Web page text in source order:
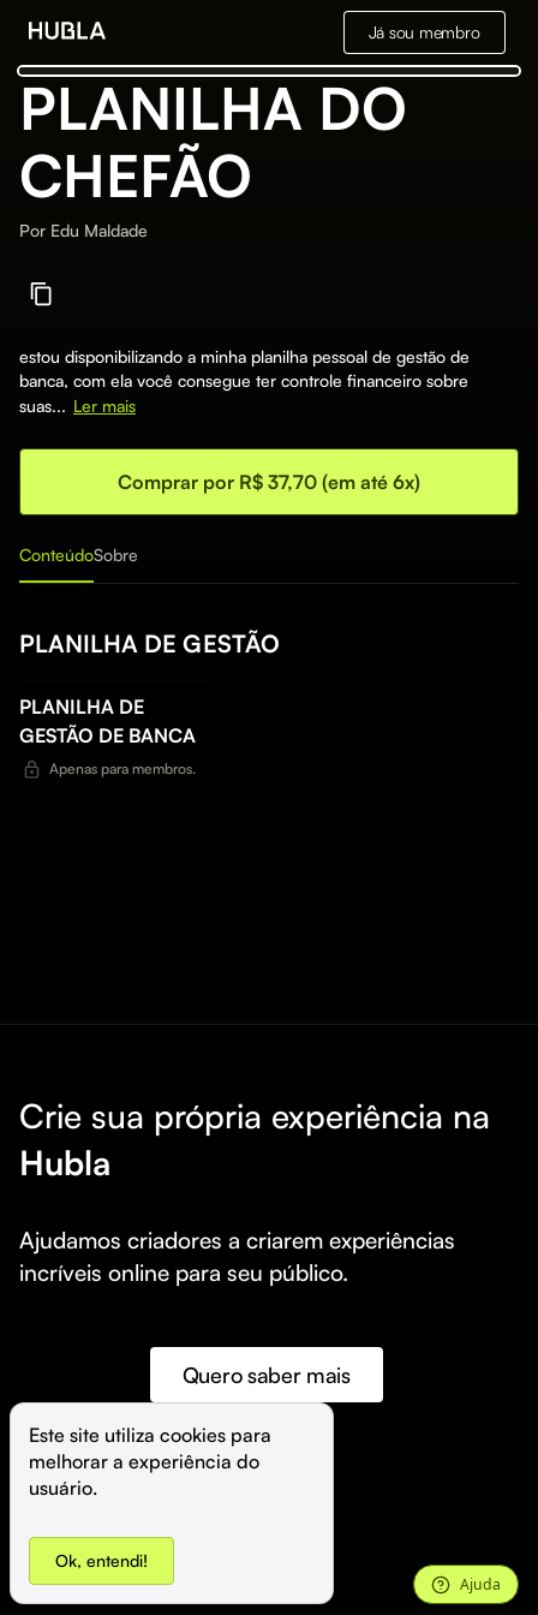
Já sou membro
PLANILHA DO
CHEFÃO
Por Edu Maldade
estou disponibilizando a minha planilha pessoal de gestão de
banca, com ela você consegue ter controle financeiro sobre
suas... Ler mais
Comprar por R$ 37,70 (em até 6x)
ConteúdoSobre
PLANILHA DE GESTÃO
PLANILHA DE
GESTÃO DE BANCA
Apenas para membros.
Crie sua própria experiência na
Hubla
Ajudamos criadores a criarem experiências
incríveis online para seu público.
Quero saber mais
©️ Hubla Tecnologia Ltda • 2026
Este site utiliza cookies para
melhorar a experiência do
usuário.
Ok, entendi!
Ajuda